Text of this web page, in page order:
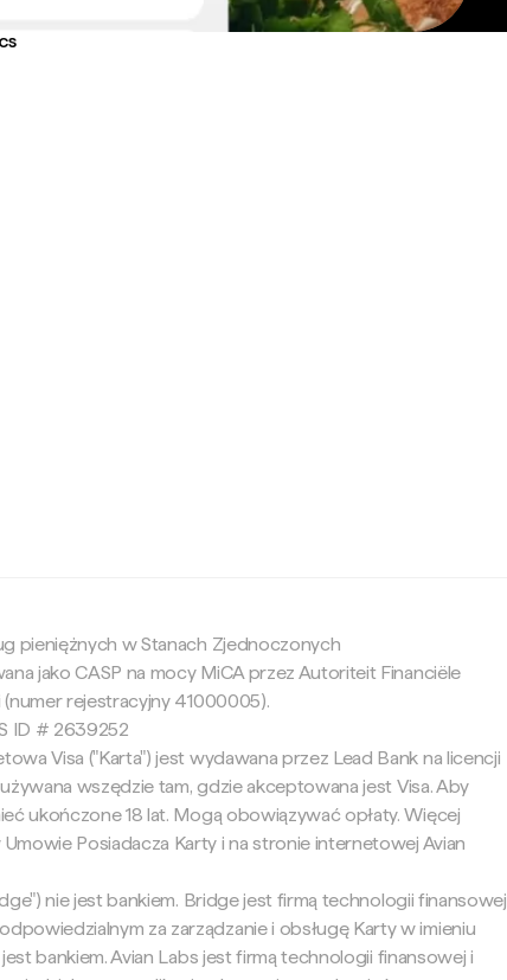
pieniężnych w Stanach Zjednoczonych
jako CASP na mocy MiCA przez Autoriteit Financiële
rejestracyjny 41000005).
ID # 2639252
Visa ("Karta") jest wydawana przez Lead Bank na licencji
używana wszędzie tam, gdzie akceptowana jest Visa. Aby
ukończone 18 lat. Mogą obowiązywać opłaty. Więcej
Posiadacza Karty i na stronie internetowej Avian
nie jest bankiem. Bridge jest firmą technologii finansowej
za zarządzanie i obsługę Karty w imieniu
bankiem. Avian Labs jest firmą technologii finansowej i